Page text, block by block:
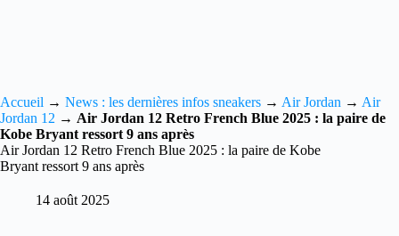
Accueil → News : les dernières infos sneakers → Air Jordan → Air
Jordan 12 → Air Jordan 12 Retro French Blue 2025 : la paire de
Kobe Bryant ressort 9 ans après
Air Jordan 12 Retro French Blue 2025 : la paire de Kobe
Bryant ressort 9 ans après
14 août 2025